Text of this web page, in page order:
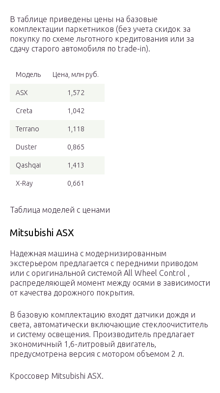
В таблице приведены цены на базовые
комплектации паркетников (без учета скидок за
покупку по схеме льготного кредитования или за
сдачу старого автомобиля по trade-in).
Модель Цена, млн руб.
ASX 1,572
Creta 1,042
Terrano 1,118
Duster 0,865
Qashqai 1,413
X-Ray 0,661
Таблица моделей с ценами
Mitsubishi ASX
Надежная машина с модернизированным
экстерьером предлагается с передними приводом
или с оригинальной системой All Wheel Control ,
распределяющей момент между осями в зависимости
от качества дорожного покрытия.
В базовую комплектацию входят датчики дождя и
света, автоматически включающие стеклоочиститель
и систему освещения. Производитель предлагает
экономичный 1,6-литровый двигатель,
предусмотрена версия с мотором объемом 2 л.
Кроссовер Mitsubishi ASX.